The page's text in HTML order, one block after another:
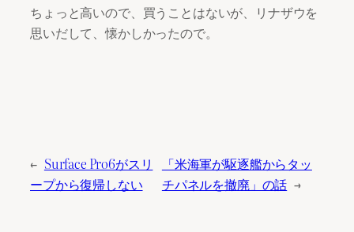
ちょっと高いので、買うことはないが、リナザウを
思いだして、懐かしかったので。
← Surface Pro6がスリ
ープから復帰しない
「米海軍が駆逐艦からタッ
チパネルを撤廃」の話 →